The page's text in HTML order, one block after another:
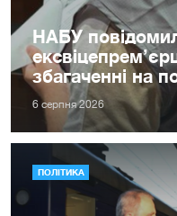
НАБУ
збагаченні на
6 серпня 2026
ПОЛІТИКА